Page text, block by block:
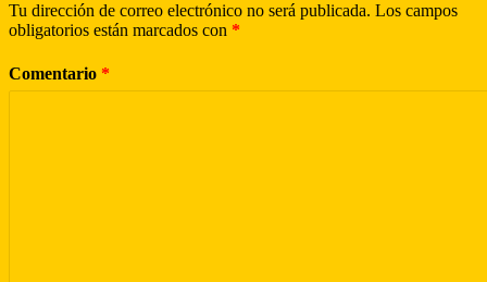
Tu dirección de correo electrónico no será publicada. Los campos
obligatorios están marcados con *
Comentario *